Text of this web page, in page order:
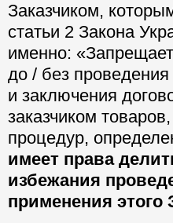
Заказчиком,
статьи 2 Закона
именно:
до / без
и заключения
заказчиком
процедур,
имеет права
избежания
применения этого